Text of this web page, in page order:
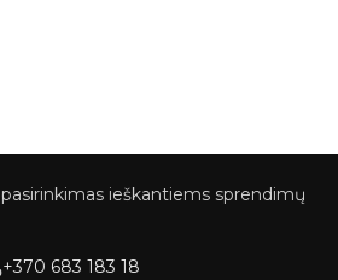
ieškantiems sprendimų
+370 683 183 18